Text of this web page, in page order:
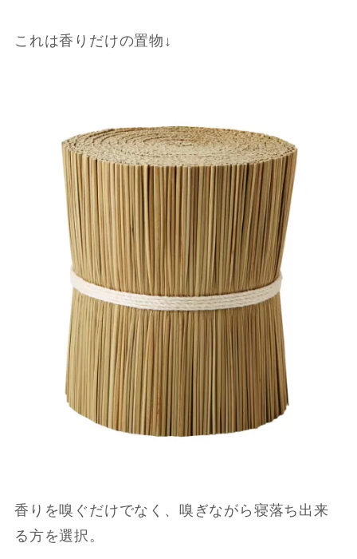
これは香りだけの置物↓
香りを嗅ぐだけでなく、嗅ぎながら寝落ち出来
る方を選択。